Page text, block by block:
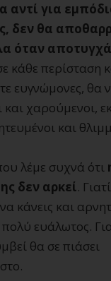
αντί για
δεν θα
όταν
κάθε περίσταση
ευγνώμονες, θα
και χαρούμενοι,
και
λέμε συχνά ότι
δεν αρκεί.
κάνεις και
πολύ ευάλωτος.
θα σε πιάσει